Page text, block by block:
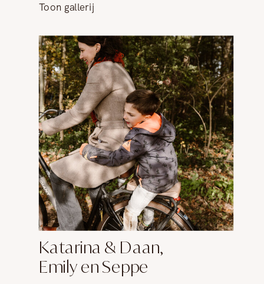
Toon gallerij
Katarina & Daan,
Emily en Seppe